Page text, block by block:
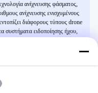
ανίχνευσης φάσματος,
ανίχνευσης ενισχυμένους
διάφορους τύπους drone
συστήματα ειδοποίησης ήχου,